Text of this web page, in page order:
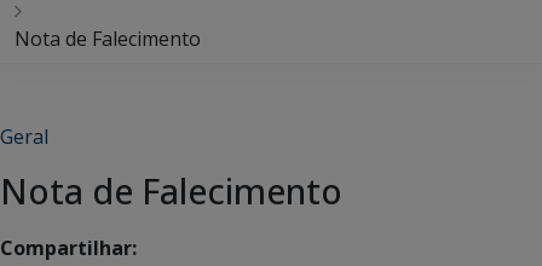
Nota de Falecimento
Geral
Nota de Falecimento
Compartilhar: